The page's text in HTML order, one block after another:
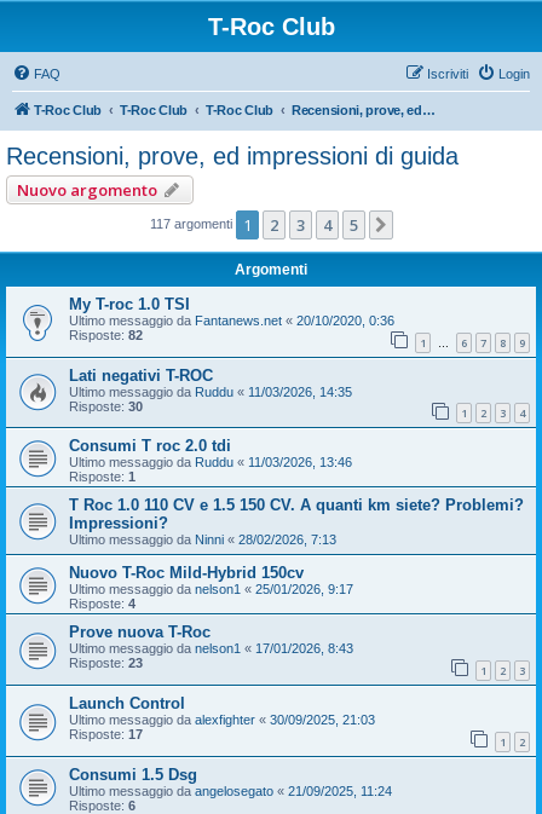
T-Roc Club
FAQ Login
Iscriviti
T-Roc Club T-Roc Club T-Roc Club Recensioni, prove, ed impressioni di guida
Recensioni, prove, ed impressioni di guida
Nuovo argomento
117 argomenti 1 2 3 4 5
Argomenti
My T-roc 1.0 TSI
Ultimo messaggio da Fantanews.net « 20/10/2020, 0:36
Risposte: 82 1 … 6 7 8 9
Lati negativi T-ROC
Ultimo messaggio da Ruddu « 11/03/2026, 14:35
Risposte: 30 1 2 3 4
Consumi T roc 2.0 tdi
Ultimo messaggio da Ruddu « 11/03/2026, 13:46
Risposte: 1
T Roc 1.0 110 CV e 1.5 150 CV. A quanti km siete? Problemi?
Impressioni?
Ultimo messaggio da Ninni « 28/02/2026, 7:13
Nuovo T-Roc Mild-Hybrid 150cv
Ultimo messaggio da nelson1 « 25/01/2026, 9:17
Risposte: 4
Prove nuova T-Roc
Ultimo messaggio da nelson1 « 17/01/2026, 8:43
Risposte: 23 1 2 3
Launch Control
Ultimo messaggio da alexfighter « 30/09/2025, 21:03
Risposte: 17 1 2
Consumi 1.5 Dsg
Ultimo messaggio da angelosegato « 21/09/2025, 11:24
Risposte: 6